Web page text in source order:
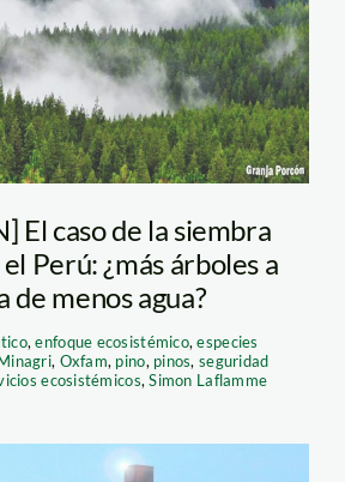
El caso de la siembra
Perú: ¿más árboles a
de menos agua?
,enfoque ecosistémico,especies
, Oxfam, pino, pinos,seguridad
ecosistémicos,Simon Laflamme